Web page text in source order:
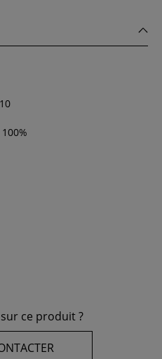
ce produit ?